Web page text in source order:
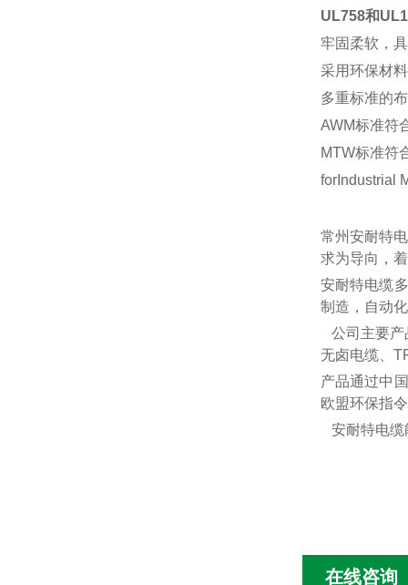
UL758和
牢固柔软，
采用环保材
多重标准的
AWM标准符
MTW标准符
forIndustrial
常州安耐特
求为导向，
安耐特电缆
制造，自动
公司主要产
无卤电缆、
产品通过中
欧盟环保指
安耐特电缆
在线咨询